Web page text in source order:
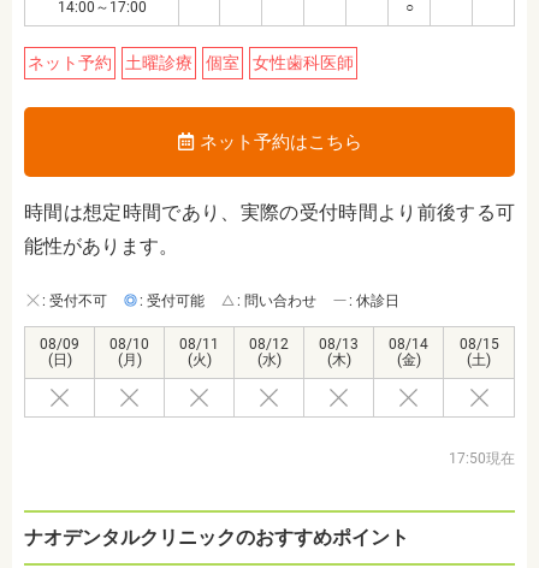
14:00～17:00 ○
ネット予約 土曜診療 個室 女性歯科医師
ネット予約はこちら
時間は想定時間であり、実際の受付時間より前後する可
能性があります。
: 受付不可 : 受付可能 : 問い合わせ : 休診日
08/09
(日)
08/10
(月)
08/11
(火)
08/12
(水)
08/13
(木)
08/14
(金)
08/15
(土)
17:50現在
ナオデンタルクリニックのおすすめポイント